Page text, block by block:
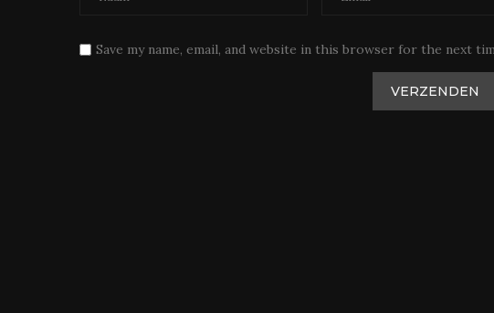
Save my name, email, and website in this browser for the next